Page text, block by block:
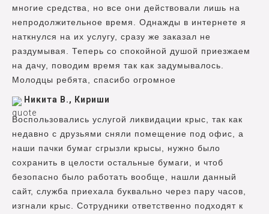
многие средства, но все они действовали лишь на
непродолжительное время. Однажды в интернете я
наткнулся на их услугу, сразу же заказал не
раздумывая. Теперь со спокойной душой приезжаем
на дачу, поводим время так как задумывалось.
Молодцы ребята, спасибо огромное
Никита В., Кириши
Воспользовались услугой ликвидации крыс, так как
недавно с друзьями сняли помещение под офис, а
наши пачки бумаг сгрызли крысы, нужно было
сохранить в целости остальные бумаги, и чтоб
безопасно было работать вообще, нашли данный
сайт, служба приехала буквально через пару часов,
изгнали крыс. Сотрудники ответственно подходят к